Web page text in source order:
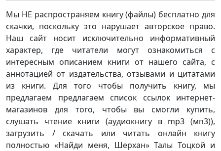
Мы НЕ распространяем книгу (файлы) бесплатно для
скачки, поскольку это нарушает авторское право.
Наш сайт носит исключительно информативный
характер, где читатели могут ознакомиться с
интересным описанием книги от нашего сайта, с
аннотацией от издательства, отзывами и цитатами
из книги. Для того чтобы получить книгу, мы
предлагаем предлагаем список ссылок интернет-
магазинов для того, чтобы вы смогли купить,
слушать чтение книги (аудиокнигу в mp3 (мп3)),
загрузить / скачать или читать онлайн книгу
полностью «Найди меня, Шерхан» Талы Тоцкой и